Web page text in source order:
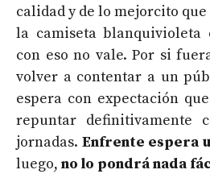
calidad y de lo mejorcito que
la camiseta blanquivioleta
con eso no vale. Por si
volver a contentar a un
espera con expectación
repuntar definitivamente
jornadas. Enfrente espera
luego, no lo pondrá nada